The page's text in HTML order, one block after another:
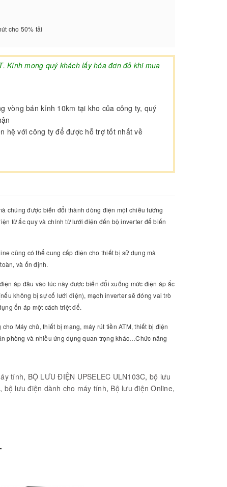
cho 50% tải
Kính mong quý khách lấy hóa đơn đỏ khi mua
vòng bán kính 10km tại kho của công ty, quý
hệ với công ty để được hỗ trợ tốt nhất về
chúng được biến đổi thành dòng điện một chiều tương
từ ắc quy và chính từ lưới điện đến bộ inverter để biến
cũng có thể cung cấp điện cho thiết bị sử dụng mà
và ổn định.
áp đầu vào lúc này được biến đổi xuống mức điện áp ắc
không bị sự cố lưới điện), mạch inverter sẽ đóng vai trò
ổn áp một cách triệt để.
Máy chủ, thiết bị mạng, máy rút tiền ATM, thiết bị điện
phòng và nhiều ứng dụng quan trọng khác…Chức năng
tính, BỘ LƯU ĐIỆN UPSELEC ULN103C, bộ lưu
, bộ lưu điện dành cho máy tính, Bộ lưu điện Online,